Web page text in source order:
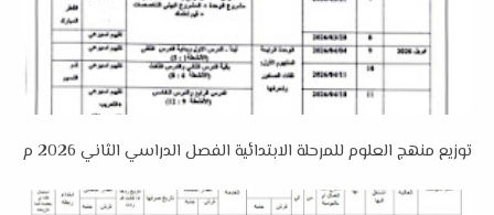
توزيع منهج العلوم للمرحلة الابتدائية الفصل الدراسي الثاني 2026 م